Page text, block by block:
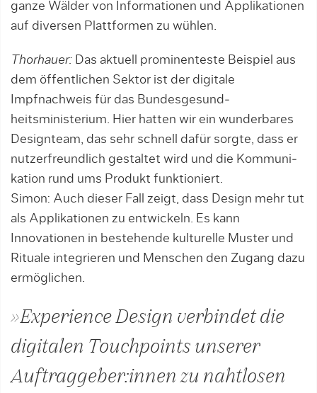
ganze Wälder von Informationen und Applikationen
auf diver­sen Plattformen zu wühlen.
Thorhauer: Das aktuell prominenteste Bei­spiel aus
dem öffentlichen Sektor ist der di­gitale
Impfnachweis für das Bundesge­sund­
heitsministerium. Hier hatten wir ein wun­derbares
Designteam, das sehr schnell dafür sorgte, dass er
nut­zerfreundlich gestaltet wird und die Kom­mu­ni­
kation rund ums Produkt funktioniert.
Simon: Auch dieser Fall zeigt, dass Design mehr tut
als Applikationen zu entwickeln. Es kann
Innovationen in bestehende kulturelle Muster und
Rituale integrieren und Menschen den Zugang dazu
ermöglichen.
»Experience Design verbindet die
digitalen Touchpoints unserer
Auftraggeber:innen zu nahtlosen